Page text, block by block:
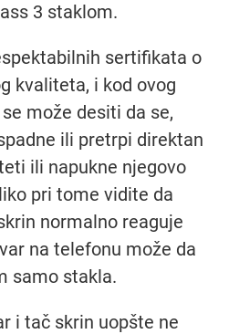
3 staklom.
sertifikata o
kvaliteta, i kod ovog
može desiti da se,
ili pretrpi direktan
ili napukne njegovo
pri tome vidite da
normalno reaguje
na telefonu može da
samo stakla.
i tač skrin uopšte ne